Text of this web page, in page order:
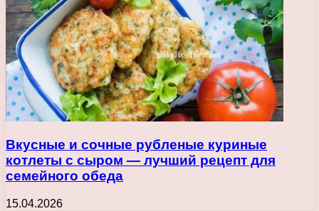
Вкусные и сочные рубленые куриные
котлеты с сыром — лучший рецепт для
семейного обеда
15.04.2026